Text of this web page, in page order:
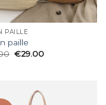
PAILLE
paille
€29.00